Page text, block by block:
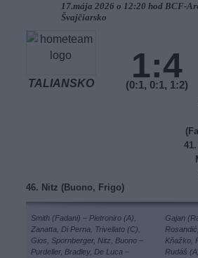
17.mája 2026 o 12:20 hod BCF-
Švajčiarsko
TALIANSKO 1:4
(0:1, 0:1, 1:2)
46. Nitz (Buono, Frigo)
Smith (Fadani) – Pietroniro (A),
Zanatta, Di Perna, Trivellato (C),
Gios, Spornberger, Nitz, Buono –
Purdeller, Bradley, De Luca –
Gajan
Kňažko,
Rudáš